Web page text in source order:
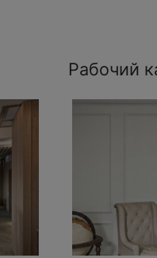
Рабочий